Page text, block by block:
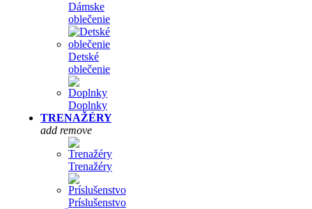
Dámske
oblečenie
Detské
oblečenie
Doplnky
TRENAŽÉRY
add remove
Trenažéry
Príslušenstvo